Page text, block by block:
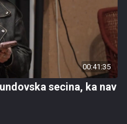
00:41:35
secina, ka nav